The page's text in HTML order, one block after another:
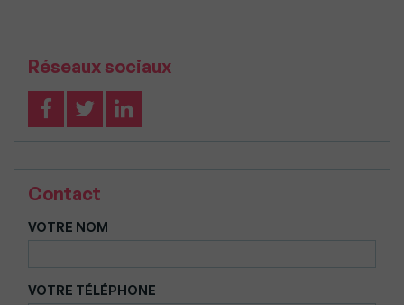
Réseaux sociaux
Contact
VOTRE NOM
VOTRE TÉLÉPHONE